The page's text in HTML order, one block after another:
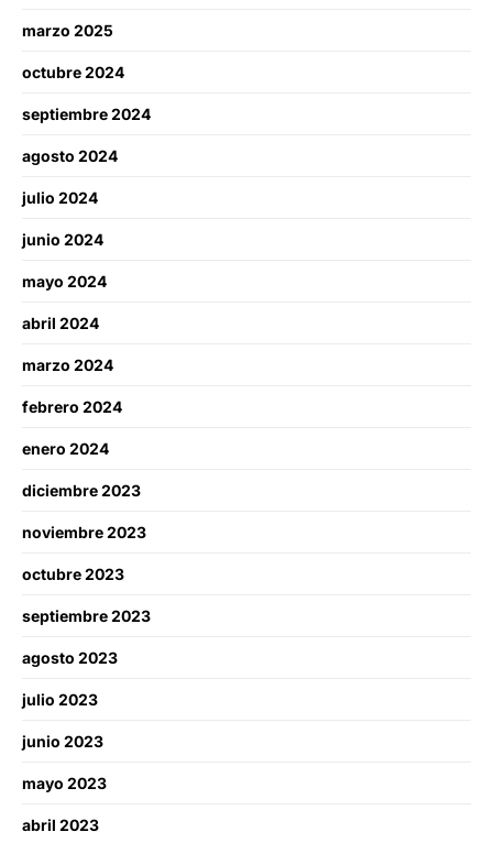
marzo 2025
octubre 2024
septiembre 2024
agosto 2024
julio 2024
junio 2024
mayo 2024
abril 2024
marzo 2024
febrero 2024
enero 2024
diciembre 2023
noviembre 2023
octubre 2023
septiembre 2023
agosto 2023
julio 2023
junio 2023
mayo 2023
abril 2023